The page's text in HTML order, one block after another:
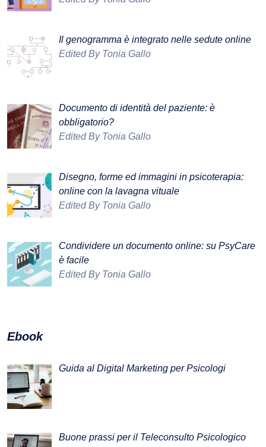
Il genogramma è integrato nelle sedute online
Edited By Tonia Gallo
Documento di identità del paziente: è
obbligatorio?
Edited By Tonia Gallo
Disegno, forme ed immagini in psicoterapia:
online con la lavagna vituale
Edited By Tonia Gallo
Condividere un documento online: su PsyCare
è facile
Edited By Tonia Gallo
Ebook
Guida al Digital Marketing per Psicologi
Buone prassi per il Teleconsulto Psicologico